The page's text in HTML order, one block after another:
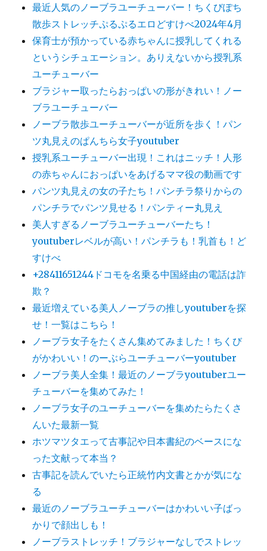
最近人気のノーブラユーチューバー！ちくびぽち
散歩ストレッチぷるぷるエロどすけべ2024年4月
保育士が預かっている赤ちゃんに授乳してくれる
というシチュエーション。ありえないから授乳系
ユーチューバー
ブラジャー取ったらおっぱいの形がきれい！ノー
ブラユーチューバー
ノーブラ散歩ユーチューバーが近所を歩く！パン
ツ丸見えのぱんちら女子youtuber
授乳系ユーチューバー出現！これはニッチ！人形
の赤ちゃんにおっぱいをあげるママ役の動画です
パンツ丸見えの女の子たち！パンチラ祭りからの
パンチラでパンツ見せる！パンティー丸見え
美人すぎるノーブラユーチューバーたち！
youtuberレベルが高い！パンチラも！乳首も！ど
すけべ
+28411651244ドコモを名乗る中国経由の電話は詐
欺？
最近増えている美人ノーブラの推しyoutuberを探
せ！一覧はこちら！
ノーブラ女子をたくさん集めてみました！ちくび
がかわいい！のーぶらユーチューバーyoutuber
ノーブラ美人全集！最近のノーブラyoutuberユー
チューバーを集めてみた！
ノーブラ女子のユーチューバーを集めたらたくさ
んいた最新一覧
ホツマツタエって古事記や日本書紀のベースにな
った文献って本当？
古事記を読んでいたら正統竹内文書とかが気にな
る
最近のノーブラユーチューバーはかわいい子ばっ
かりで顔出しも！
ノーブラストレッチ！ブラジャーなしでストレッ